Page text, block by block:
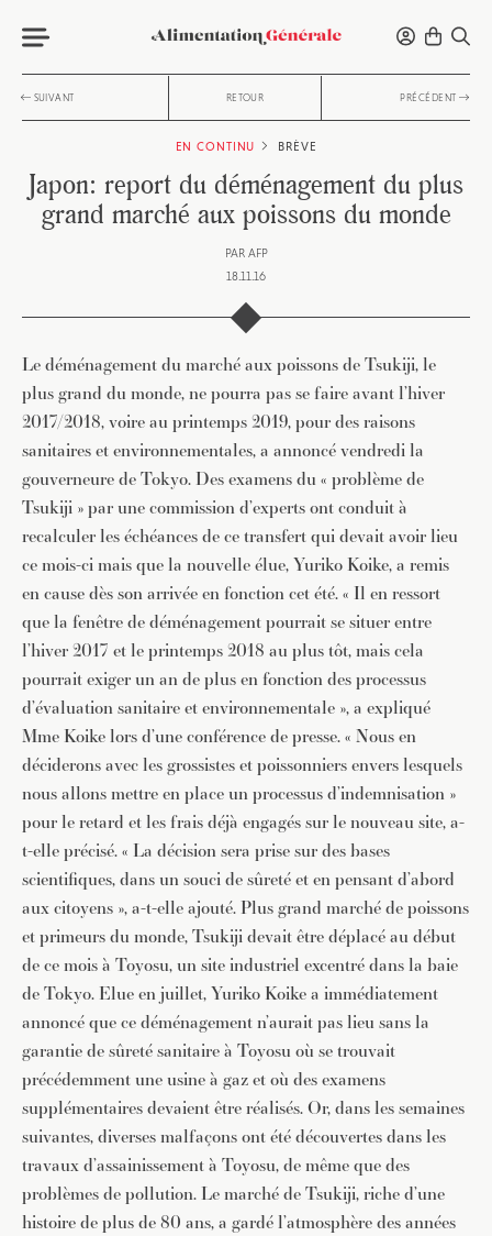
SUIVANT RETOUR PRÉCÉDENT
EN CONTINU BRÈVE
Japon: report du déménagement du plus
grand marché aux poissons du monde
PAR AFP
18.11.16
Le déménagement du marché aux poissons de Tsukiji, le
plus grand du monde, ne pourra pas se faire avant l’hiver
2017/2018, voire au printemps 2019, pour des raisons
sanitaires et environnementales, a annoncé vendredi la
gouverneure de Tokyo. Des examens du « problème de
Tsukiji » par une commission d’experts ont conduit à
recalculer les échéances de ce transfert qui devait avoir lieu
ce mois-ci mais que la nouvelle élue, Yuriko Koike, a remis
en cause dès son arrivée en fonction cet été. « Il en ressort
que la fenêtre de déménagement pourrait se situer entre
l’hiver 2017 et le printemps 2018 au plus tôt, mais cela
pourrait exiger un an de plus en fonction des processus
d’évaluation sanitaire et environnementale », a expliqué
Mme Koike lors d’une conférence de presse. « Nous en
déciderons avec les grossistes et poissonniers envers lesquels
nous allons mettre en place un processus d’indemnisation »
pour le retard et les frais déjà engagés sur le nouveau site, a-
t-elle précisé. « La décision sera prise sur des bases
scientifiques, dans un souci de sûreté et en pensant d’abord
aux citoyens », a-t-elle ajouté. Plus grand marché de poissons
et primeurs du monde, Tsukiji devait être déplacé au début
de ce mois à Toyosu, un site industriel excentré dans la baie
de Tokyo. Elue en juillet, Yuriko Koike a immédiatement
annoncé que ce déménagement n’aurait pas lieu sans la
garantie de sûreté sanitaire à Toyosu où se trouvait
précédemment une usine à gaz et où des examens
supplémentaires devaient être réalisés. Or, dans les semaines
suivantes, diverses malfaçons ont été découvertes dans les
travaux d’assainissement à Toyosu, de même que des
problèmes de pollution. Le marché de Tsukiji, riche d’une
histoire de plus de 80 ans, a gardé l’atmosphère des années